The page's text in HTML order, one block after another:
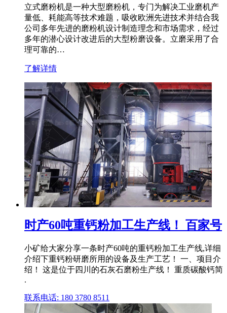
立式磨粉机是一种大型磨粉机，专门为解决工业磨机产
量低、耗能高等技术难题，吸收欧洲先进技术并结合我
公司多年先进的磨粉机设计制造理念和市场需求，经过
多年的潜心设计改进后的大型粉磨设备。立磨采用了合
理可靠的…
了解详情
时产60吨重钙粉加工生产线！ 百家号
小矿给大家分享一条时产60吨的重钙粉加工生产线,详细
介绍下重钙粉研磨所用的设备及生产工艺！ 一、项目介
绍！ 这是位于四川的石灰石磨粉生产线！ 重质碳酸钙简
.
联系电话: 180 3780 8511